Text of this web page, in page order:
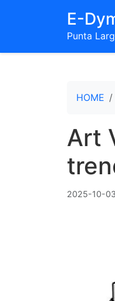
E-
Punta
HOME
Art
2025-10-03